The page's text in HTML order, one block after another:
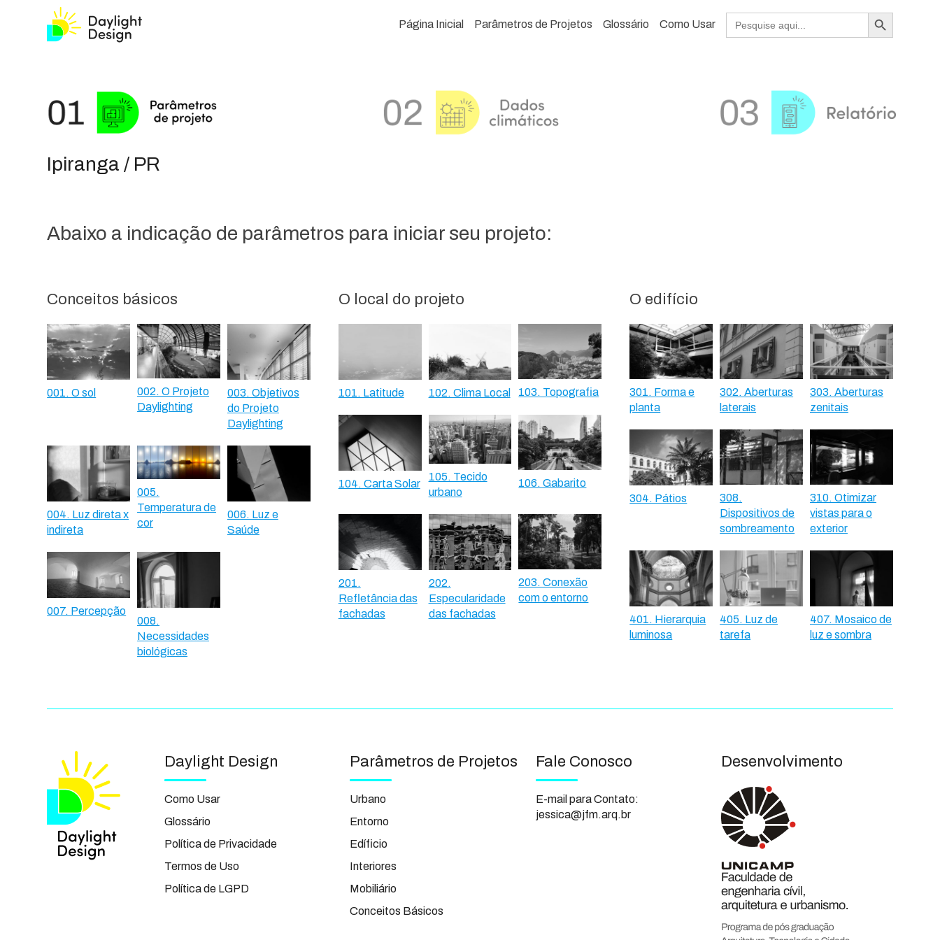
Página Inicial Parâmetros de Projetos Glossário Como Usar
Search
Search Button
Ipiranga / PR
Abaixo a indicação de parâmetros para iniciar seu projeto:
Conceitos básicos
001. O sol
002. O Projeto
Daylighting
003. Objetivos
do Projeto
Daylighting
004. Luz direta x
indireta
005.
Temperatura de
cor
006. Luz e
Saúde
007. Percepção
008.
Necessidades
biológicas
O local do projeto
101. Latitude 102. Clima Local 103. Topografia
104. Carta Solar
105. Tecido
urbano
106. Gabarito
201.
Refletância das
fachadas
202.
Especularidade
das fachadas
203. Conexão
com o entorno
O edifício
301. Forma e
planta
302. Aberturas
laterais
303. Aberturas
zenitais
304. Pátios
308.
Dispositivos de
sombreamento
310. Otimizar
vistas para o
exterior
401. Hierarquia
luminosa
405. Luz de
tarefa
407. Mosaico de
luz e sombra
Daylight Design
Como Usar
Glossário
Política de Privacidade
Termos de Uso
Política de LGPD
Parâmetros de Projetos
Urbano
Entorno
Edíficio
Interiores
Mobiliário
Conceitos Básicos
Fale Conosco
E-mail para Contato:
jessica@jfm.arq.br
Desenvolvimento